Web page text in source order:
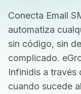
Conecta Email
automatiza
sin código, sin
complicado.
Infinidis a través
cuando sucede